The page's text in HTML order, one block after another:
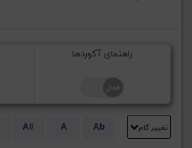
راهنمای آکوردها
تغییر گام Ab
A
A#